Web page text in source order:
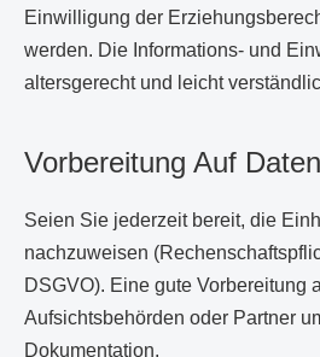
Einwilligung der
werden. Die Informations- und
altersgerecht und leicht
Vorbereitung Auf
Seien Sie jederzeit bereit, die
nachzuweisen
DSGVO). Eine gute Vorbereitung
Aufsichtsbehörden oder Partner
Dokumentation.